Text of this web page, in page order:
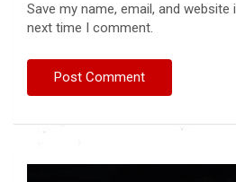
Save my name, email, and
next time I comment.